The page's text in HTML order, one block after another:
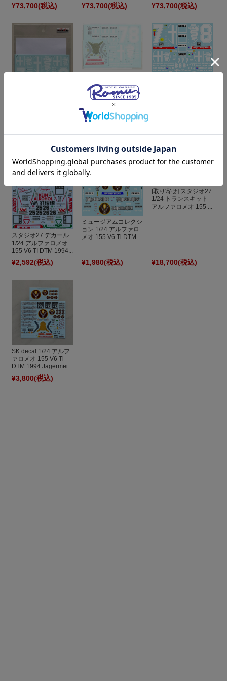
¥73,700(税込) ¥73,700(税込) ¥73,700(税込)
DTM 1993 No.7/8 フ...
(税込)
ファロメオ 166 V6 Ti
DTM 1996 No.7/8 フ...
¥4,400(税込) ¥1,980(税込)
スタジオ27 デカール
1/24 アルファロメオ
155 V6 TI DTM 1994...
¥2,592(税込)
ミュージアムコレクシ
ョン 1/24 アルファロ
メオ 155 V6 Ti DTM ...
¥1,980(税込)
[取り寄せ] スタジオ27
1/24 トランスキット
アルファロメオ 155 ...
¥18,700(税込)
SK decal 1/24 アルフ
ァロメオ 155 V6 Ti
DTM 1994 Jagermei...
¥3,800(税込)